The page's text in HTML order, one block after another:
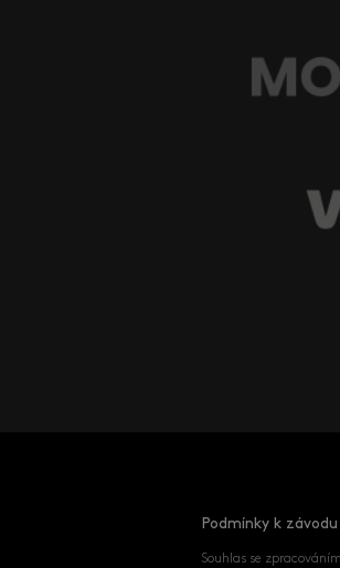
Podmínky k závodu
Souhlas se